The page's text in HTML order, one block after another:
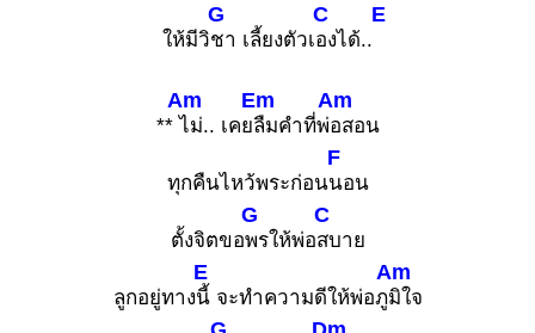
ให้มีวิ
G
ชา เลี้ยงตัวเ
C
องได้..
E
**
Am
ไม่.. เคย
Em
ลืมคำที่พ่
Am
อสอน
ทุกคืนไหว้พระก่อน
F
นอน
ตั้งจิตขอ
G
พรให้พ่อ
C
สบาย
ลูกอยู่ทาง
E
นี้ จะทำความดีให้พ่อภู
Am
มิใจ